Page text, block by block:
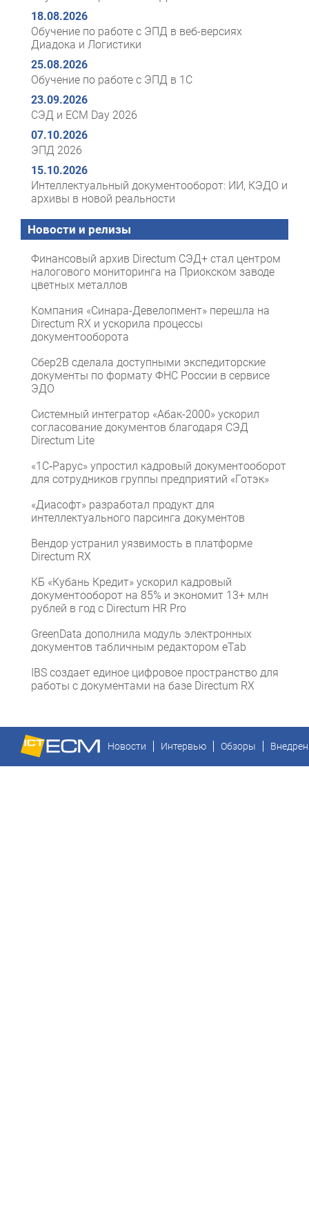
18.08.2026
Обучение по работе с ЭПД в веб-версиях
Диадока и Логистики
25.08.2026
Обучение по работе с ЭПД в 1С
23.09.2026
СЭД и ECM Day 2026
07.10.2026
ЭПД 2026
15.10.2026
Интеллектуальный документооборот: ИИ, КЭДО и
архивы в новой реальности
Новости и релизы
Финансовый архив Directum СЭД+ стал центром
налогового мониторинга на Приокском заводе
цветных металлов
Компания «Синара-Девелопмент» перешла на
Directum RX и ускорила процессы
документооборота
Сбер2B сделала доступными экспедиторские
документы по формату ФНС России в сервисе
ЭДО
Системный интегратор «Абак-2000» ускорил
согласование документов благодаря СЭД
Directum Lite
«1С‑Рарус» упростил кадровый документооборот
для сотрудников группы предприятий «Готэк»
«Диасофт» разработал продукт для
интеллектуального парсинга документов
Вендор устранил уязвимость в платформе
Directum RX
КБ «Кубань Кредит» ускорил кадровый
документооборот на 85% и экономит 13+ млн
рублей в год с Directum HR Pro
GreenData дополнила модуль электронных
документов табличным редактором eTab
IBS создает единое цифровое пространство для
работы с документами на базе Directum RX
Новости Интервью Обзоры